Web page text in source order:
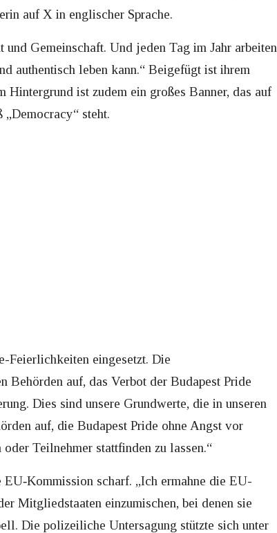
auf X in englischer Sprache.
Gemeinschaft. Und jeden Tag im Jahr arbeiten
authentisch leben kann.“ Beigefügt ist ihrem
ist zudem ein großes Banner, das auf
steht.
Feierlichkeiten eingesetzt. Die
Behörden auf, das Verbot der Budapest Pride
Dies sind unsere Grundwerte, die in unseren
auf, die Budapest Pride ohne Angst vor
Teilnehmer stattfinden zu lassen.“
scharf. „Ich ermahne die EU-
Mitgliedstaaten einzumischen, bei denen sie
Die polizeiliche Untersagung stützte sich unter